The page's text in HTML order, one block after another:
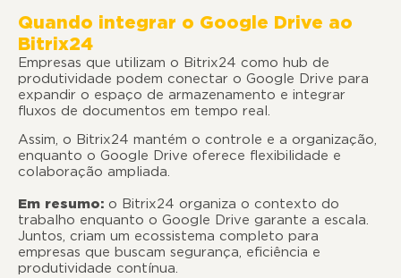
Quando integrar o Google Drive ao
Bitrix24
Empresas que utilizam o Bitrix24 como hub de
produtividade podem conectar o Google Drive para
expandir o espaço de armazenamento e integrar
fluxos de documentos em tempo real.
Assim, o Bitrix24 mantém o controle e a organização,
enquanto o Google Drive oferece flexibilidade e
colaboração ampliada.
Em resumo: o Bitrix24 organiza o contexto do
trabalho enquanto o Google Drive garante a escala.
Juntos, criam um ecossistema completo para
empresas que buscam segurança, eficiência e
produtividade contínua.